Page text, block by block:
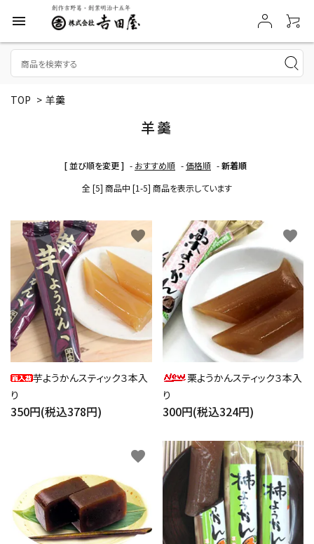
menu
TOP > 羊羹
羊羹
[ 並び順を変更 ] - おすすめ順 -価格順 -新着順
全 [5] 商品中 [1-5] 商品を表示しています
芋ようかんスティック３本入
り
350円(税込378円)
favorite
栗ようかんスティック３本入
り
300円(税込324円)
favorite
favorite favorite
キーワード
close